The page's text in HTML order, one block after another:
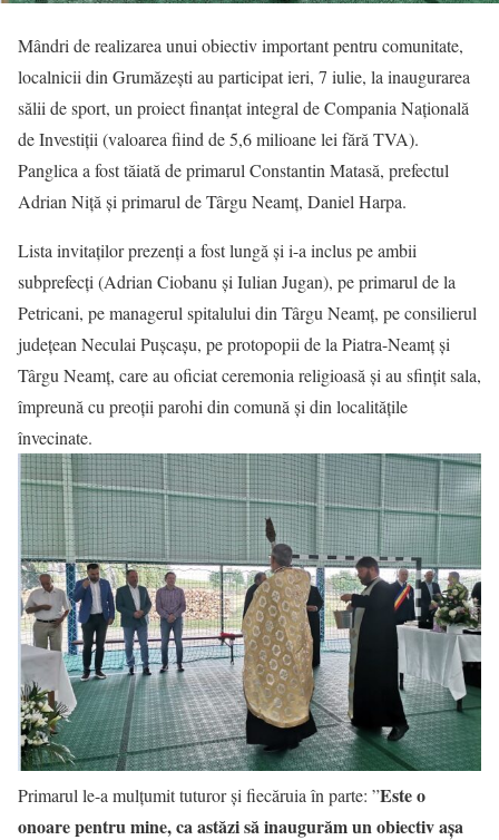
Mândri de realizarea unui obiectiv important pentru comunitate,
localnicii din Grumăzești au participat ieri, 7 iulie, la inaugurarea
sălii de sport, un proiect finanțat integral de Compania Națională
de Investiții (valoarea fiind de 5,6 milioane lei fără TVA).
Panglica a fost tăiată de primarul Constantin Matasă, prefectul
Adrian Niță și primarul de Târgu Neamț, Daniel Harpa.
Lista invitaților prezenți a fost lungă și i-a inclus pe ambii
subprefecți (Adrian Ciobanu și Iulian Jugan), pe primarul de la
Petricani, pe managerul spitalului din Târgu Neamț, pe consilierul
județean Neculai Pușcașu, pe protopopii de la Piatra-Neamț și
Târgu Neamț, care au oficiat ceremonia religioasă și au sfințit sala,
împreună cu preoții parohi din comună și din localitățile
învecinate.
Primarul le-a mulțumit tuturor și fiecăruia în parte: ”Este o
onoare pentru mine, ca astăzi să inaugurăm un obiectiv așa